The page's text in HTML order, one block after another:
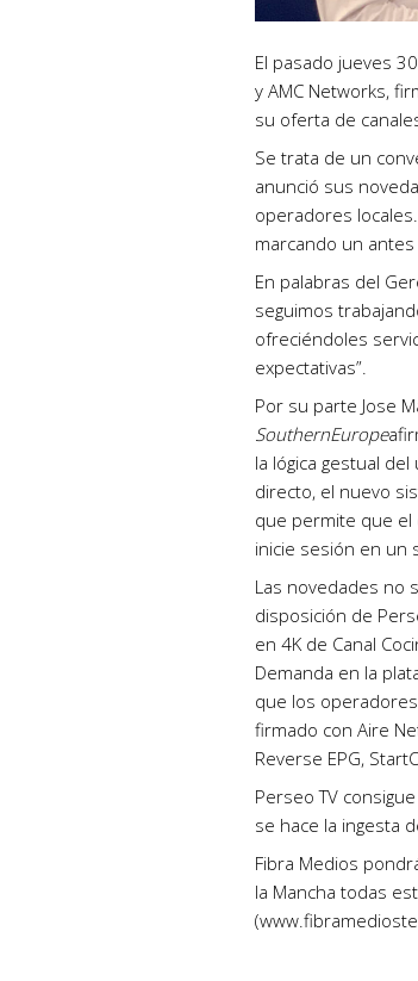
El pasado jueves
y AMC Networks,
su oferta de
Se trata de un
anunció sus
operadores
marcando un
En palabras del
seguimos
ofreciéndoles
expectativas”.
Por su parte Jose
SouthernEurope
la lógica gestual
directo, el nuevo
que permite que
inicie sesión en un
Las novedades no
disposición de
en 4K de Canal
Demanda en la
que los
firmado con Aire
Reverse EPG,
Perseo TV
se hace la ingesta
Fibra Medios
la Mancha todas